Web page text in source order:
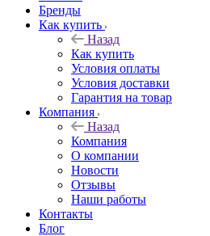
Бренды
Как купить
Назад
Как купить
Условия оплаты
Условия доставки
Гарантия на товар
Компания
Назад
Компания
О компании
Новости
Отзывы
Наши работы
Контакты
Блог